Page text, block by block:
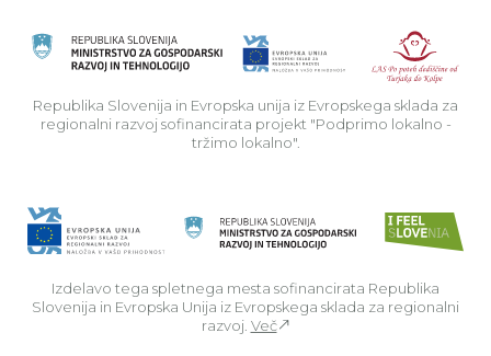
Republika Slovenija in Evropska unija iz Evropskega sklada za
regionalni razvoj sofinancirata projekt "Podprimo lokalno -
tržimo lokalno".
Izdelavo tega spletnega mesta sofinancirata Republika
Slovenija in Evropska Unija iz Evropskega sklada za regionalni
razvoj. Več